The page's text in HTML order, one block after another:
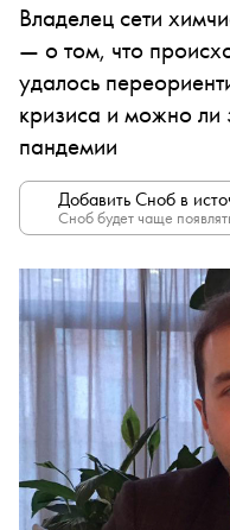
Владелец сети
— о том, что
удалось
кризиса и можно ли
пандемии
Добавить Сноб в
Сноб будет чаще